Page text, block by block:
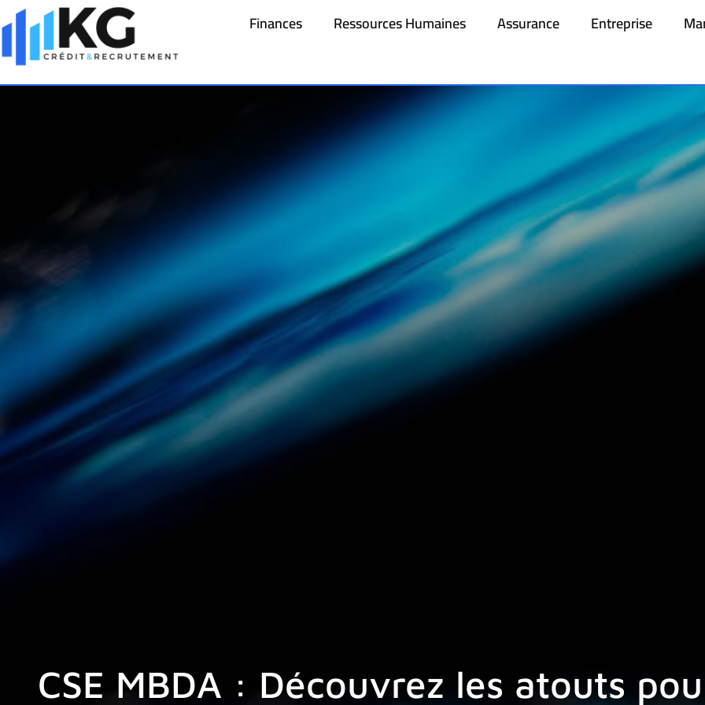
Finances Ressources Humaines Assurance Entreprise
CSE MBDA : Découvrez les atouts